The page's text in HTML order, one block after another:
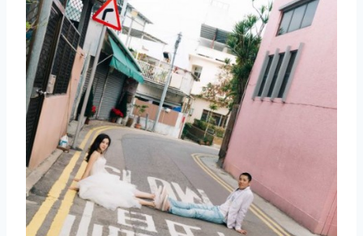
取消 搜索